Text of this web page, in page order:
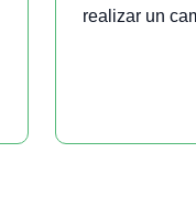
realizar un
cubrimos con